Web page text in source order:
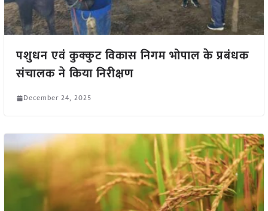
पशुधन एवं कुक्कुट विकास निगम भोपाल के प्रबंधक
संचालक ने किया निरीक्षण
December 24, 2025